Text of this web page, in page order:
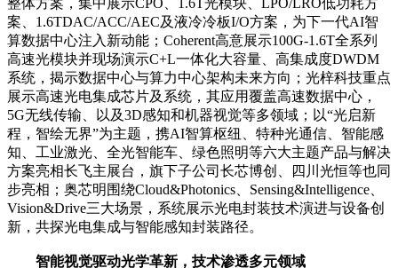
整体方案，集中展示CPO、1.6T光模块、LPO/LRO低功耗方
案、1.6TDAC/ACC/AEC及液冷冷板I/O方案，为下一代AI智
算数据中心注入新动能；Coherent高意展示100G-1.6T全系列
高速光模块并现场演示C+L一体化大容量、高集成度DWDM
系统，揭示数据中心与算力中心架构未来方向；光梓科技重点
展示高速光电集成芯片及系统，其应用覆盖高速数据中心，
5G无线传输、以及3D感知和机器视觉等多领域；以“光启新
程，智绘无界”为主题，携AI智算枢纽、特种光通信、智能感
知、工业激光、全光智能车、绿色照明等六大主题产品与解决
方案亮相长飞主展台，旗下子公司长芯博创、四川光恒等也同
步亮相；奥芯明围绕Cloud&Photonics、Sensing&Intelligence、
Vision&Drive三大场景，系统展示光电封装技术演进与设备创
新，共探光电集成与智能感知封装路径。
智能视觉驱动光学革新，技术渗透多元领域